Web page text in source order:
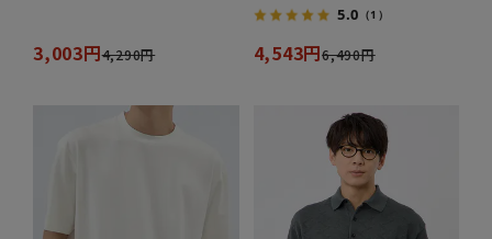
3,003円4,290円
5.0 （1）
4,543円6,490円